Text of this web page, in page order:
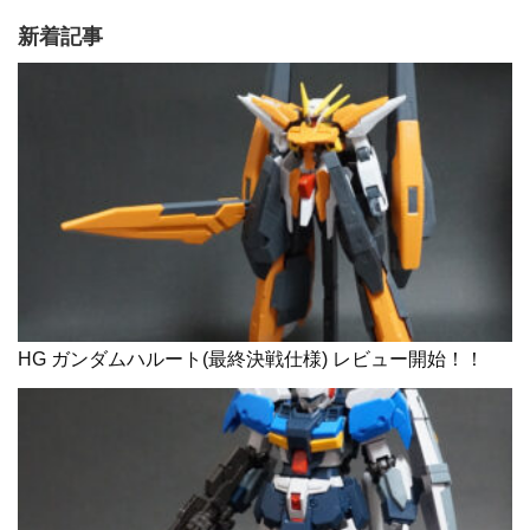
新着記事
HG ガンダムハルート(最終決戦仕様) レビュー開始！！